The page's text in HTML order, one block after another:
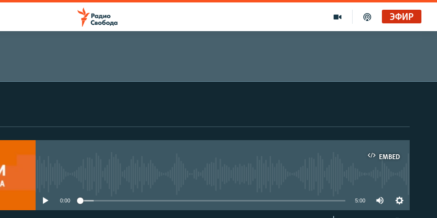
ЭФИР
EMBED
0:00 5:00